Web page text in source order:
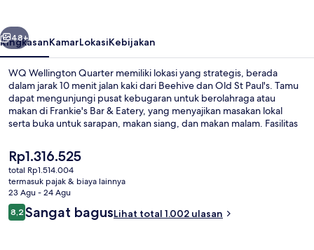
Berikutnya
48+
RingkasanKamarLokasiKebijakan
WQ Wellington Quarter memiliki lokasi yang strategis, berada
dalam jarak 10 menit jalan kaki dari Beehive dan Old St Paul's. Tamu
dapat mengunjungi pusat kebugaran untuk berolahraga atau
makan di Frankie's Bar & Eatery, yang menyajikan masakan lokal
serta buka untuk sarapan, makan siang, dan makan malam. Fasilitas
lainnya.Para traveler menyukai staf.
Harga
saat
ini
Rp1.316.525
Rp1.316.525
total Rp1.514.004
termasuk pajak & biaya lainnya
23 Agu - 24 Agu
Ulasan
8,28,2 dari 10
Sangat bagusLihat total 1.002 ulasan